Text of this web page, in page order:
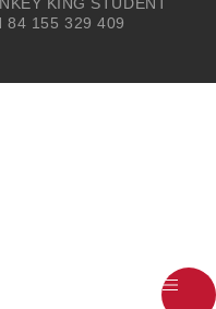
KING STUDENT
84 155 329 409